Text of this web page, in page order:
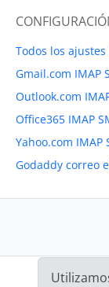
Todos los ajustes
Gmail.com IMAP
Outlook.com
Office365 IMAP
Yahoo.com IMAP
Godaddy correo